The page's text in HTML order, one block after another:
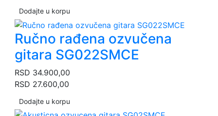
Dodajte u korpu
Ručno rađena ozvučena
gitara SG022SMCE
RSD 34.900,00
RSD 27.600,00
Dodajte u korpu